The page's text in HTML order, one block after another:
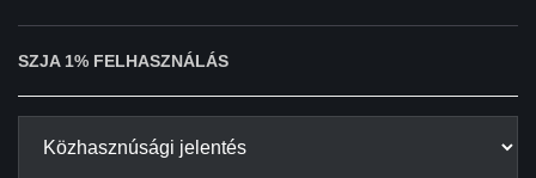
SZJA 1% FELHASZNÁLÁS